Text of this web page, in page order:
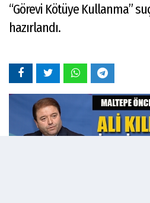
“Görevi Kötüye Kullanma”
hazırlandı.